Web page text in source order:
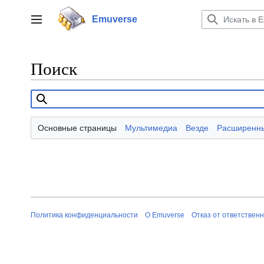
к
содержанию
Переключить боковую панель
Emuverse
Поиск
Основные страницы Мультимедиа Везде
Политика конфиденциальности О Emuverse Отказ от